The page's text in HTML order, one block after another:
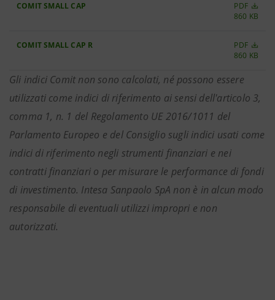
COMIT SMALL CAP
PDF
860 KB
COMIT SMALL CAP R
PDF
860 KB
Gli indici Comit non sono calcolati, né possono essere
utilizzati come indici di riferimento ai sensi dell'articolo 3,
comma 1, n. 1 del Regolamento UE 2016/1011 del
Parlamento Europeo e del Consiglio sugli indici usati come
indici di riferimento negli strumenti finanziari e nei
contratti finanziari o per misurare le performance di fondi
di investimento. Intesa Sanpaolo SpA non è in alcun modo
responsabile di eventuali utilizzi impropri e non
autorizzati.